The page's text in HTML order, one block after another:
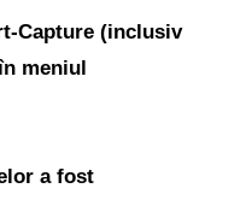
Capture (inclusiv
meniul
a fost